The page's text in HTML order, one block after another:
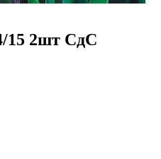
15 2шт СдС